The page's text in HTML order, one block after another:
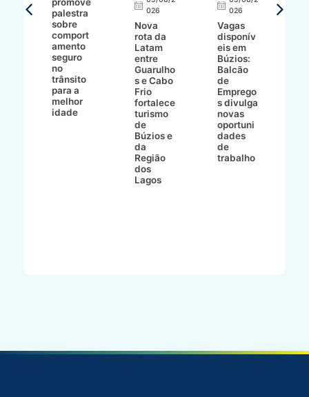
palestra
sobre
comport
amento
seguro
no
trânsito
para a
melhor
idade
026
Nova
rota da
Latam
entre
Guarulho
s e Cabo
Frio
fortalece
turismo
de
Búzios e
da
Região
dos
Lagos
026
Vagas
disponív
eis em
Búzios:
Balcão
de
Emprego
s divulga
novas
oportuni
dades
de
trabalho